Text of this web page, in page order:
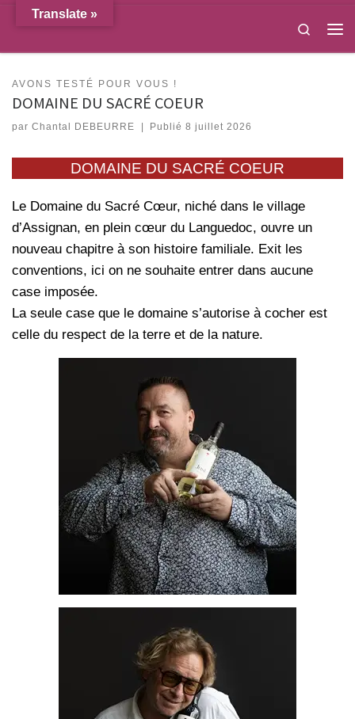
Passer au contenu
Search
AVONS TESTÉ POUR VOUS !
DOMAINE DU SACRÉ COEUR
par Chantal DEBEURRE Publié8 juillet 2026
DOMAINE DU SACRÉ COEUR
Le Domaine du Sacré Cœur, niché dans le village
d’Assignan, en plein cœur du Languedoc, ouvre un
nouveau chapitre à son histoire familiale. Exit les
conventions, ici on ne souhaite entrer dans aucune
case imposée.
La seule case que le domaine s’autorise à cocher est
celle du respect de la terre et de la nature.
Translate »